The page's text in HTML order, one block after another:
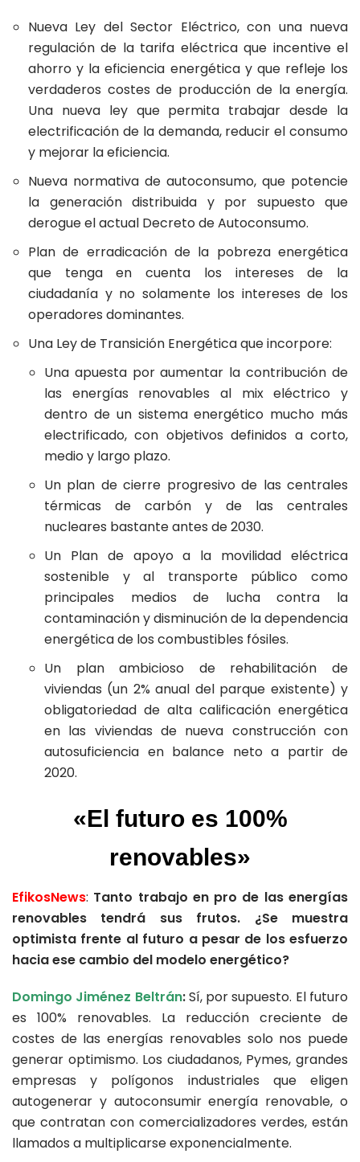
Nueva Ley del Sector Eléctrico, con una nueva
regulación de la tarifa eléctrica que incentive el
ahorro y la eficiencia energética y que refleje los
verdaderos costes de producción de la energía.
Una nueva ley que permita trabajar desde la
electrificación de la demanda, reducir el consumo
y mejorar la eficiencia.
Nueva normativa de autoconsumo, que potencie
la generación distribuida y por supuesto que
derogue el actual Decreto de Autoconsumo.
Plan de erradicación de la pobreza energética
que tenga en cuenta los intereses de la
ciudadanía y no solamente los intereses de los
operadores dominantes.
Una Ley de Transición Energética que incorpore:
Una apuesta por aumentar la contribución de
las energías renovables al mix eléctrico y
dentro de un sistema energético mucho más
electrificado, con objetivos definidos a corto,
medio y largo plazo.
Un plan de cierre progresivo de las centrales
térmicas de carbón y de las centrales
nucleares bastante antes de 2030.
Un Plan de apoyo a la movilidad eléctrica
sostenible y al transporte público como
principales medios de lucha contra la
contaminación y disminución de la dependencia
energética de los combustibles fósiles.
Un plan ambicioso de rehabilitación de
viviendas (un 2% anual del parque existente) y
obligatoriedad de alta calificación energética
en las viviendas de nueva construcción con
autosuficiencia en balance neto a partir de
2020.
«El futuro es 100%
renovables»
EfikosNews: Tanto trabajo en pro de las energías
renovables tendrá sus frutos. ¿Se muestra
optimista frente al futuro a pesar de los esfuerzo
hacia ese cambio del modelo energético?
Domingo Jiménez Beltrán:Sí, por supuesto. El futuro
es 100% renovables. La reducción creciente de
costes de las energías renovables solo nos puede
generar optimismo. Los ciudadanos, Pymes, grandes
empresas y polígonos industriales que eligen
autogenerar y autoconsumir energía renovable, o
que contratan con comercializadores verdes, están
llamados a multiplicarse exponencialmente.